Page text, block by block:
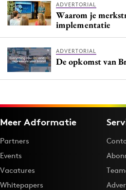
ADVERTORIAL
Waarom je
implementatie
ADVERTORIAL
De opkomst van
Meer Adformatie
Partners
Events
Vacatures
Whitepapers